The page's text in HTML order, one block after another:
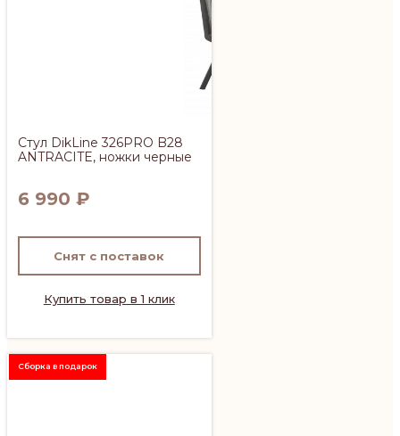
Стул DikLine 326PRO B28
ANTRACITE, ножки черные
6 990 ₽
Снят с поставок
Купить товар в 1 клик
Сборка в подарок